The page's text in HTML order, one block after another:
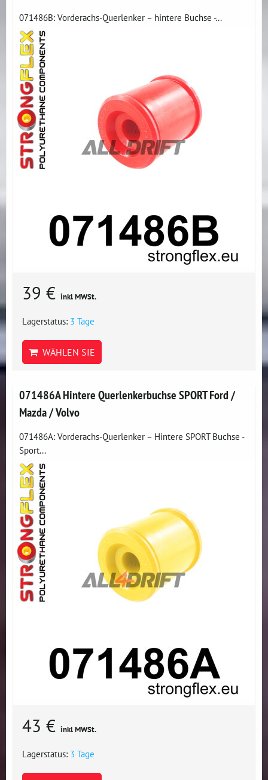
071486B: Vorderachs-Querlenker – hintere Buchse -...
39 € inkl MWSt.
Lagerstatus: 3 Tage
WÄHLEN SIE
071486A Hintere Querlenkerbuchse SPORT Ford /
Mazda / Volvo
071486A: Vorderachs-Querlenker – Hintere SPORT Buchse -
Sport...
43 € inkl MWSt.
Lagerstatus: 3 Tage